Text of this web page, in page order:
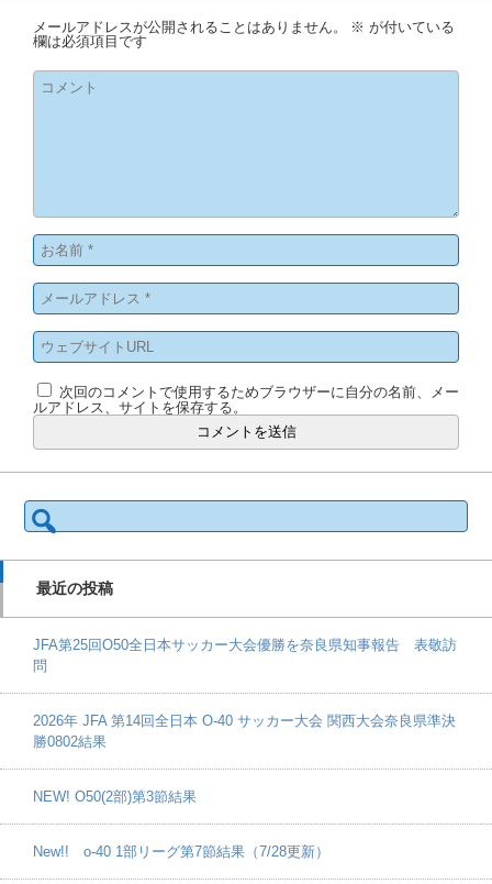
メールアドレスが公開されることはありません。 ※ が付いている
欄は必須項目です
次回のコメントで使用するためブラウザーに自分の名前、メー
ルアドレス、サイトを保存する。
検
索:
最近の投稿
JFA第25回O50全日本サッカー大会優勝を奈良県知事報告 表敬訪
問
2026年 JFA 第14回全日本 O-40 サッカー大会 関西大会奈良県準決
勝0802結果
NEW! O50(2部)第3節結果
New!! o-40 1部リーグ第7節結果（7/28更新）